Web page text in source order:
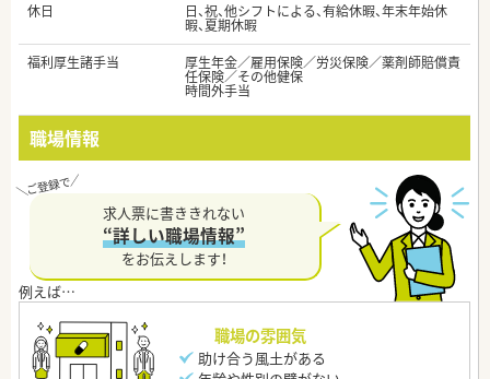
休日
日、祝、他シフトによる、有給休暇、年末年始休
暇、夏期休暇
福利厚生諸手当
厚生年金／雇用保険／労災保険／薬剤師賠償責
任保険／その他健保
時間外手当
職場情報
求人票に書ききれない
“詳しい職場情報”
をお伝えします！
職場の雰囲気
助け合う風土がある